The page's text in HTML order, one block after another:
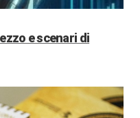
e scenari di